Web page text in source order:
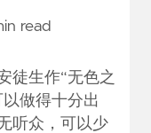
read
徒生作“无色之
做得十分出
听众，可以少